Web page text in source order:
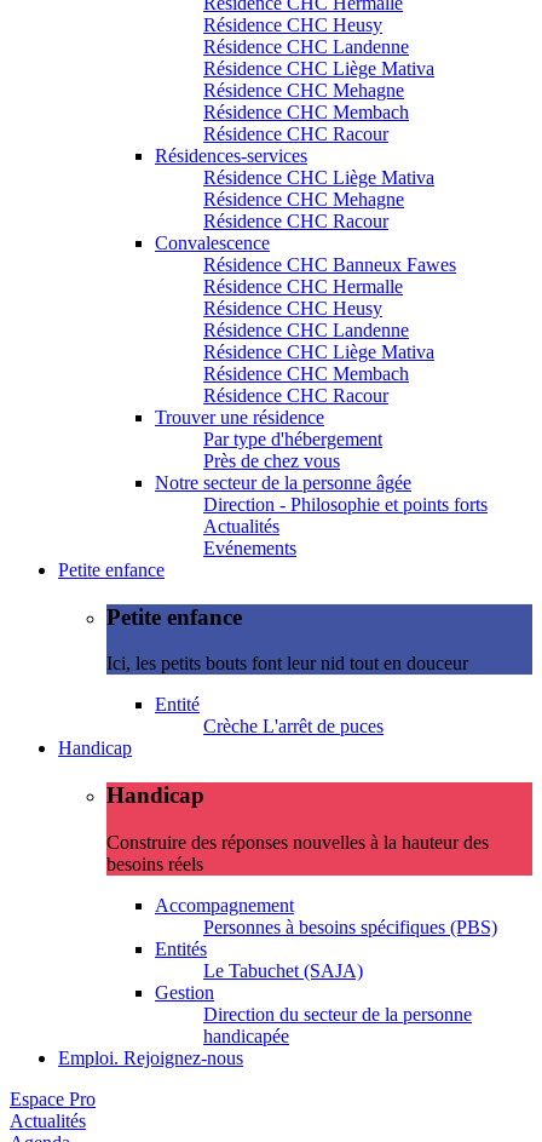
Résidence CHC Heusy
Résidence CHC Landenne
Résidence CHC Liège Mativa
Résidence CHC Mehagne
Résidence CHC Membach
Résidence CHC Racour
Résidences-services
Résidence CHC Liège Mativa
Résidence CHC Mehagne
Résidence CHC Racour
Convalescence
Résidence CHC Banneux Fawes
Résidence CHC Hermalle
Résidence CHC Heusy
Résidence CHC Landenne
Résidence CHC Liège Mativa
Résidence CHC Membach
Résidence CHC Racour
Trouver une résidence
Par type d'hébergement
Près de chez vous
Notre secteur de la personne âgée
Direction - Philosophie et points forts
Actualités
Evénements
Petite enfance
Petite enfance
Ici, les petits bouts font leur nid tout en douceur
Entité
Crèche L'arrêt de puces
Handicap
Handicap
Construire des réponses nouvelles à la hauteur des
besoins réels
Accompagnement
Personnes à besoins spécifiques (PBS)
Entités
Le Tabuchet (SAJA)
Gestion
Direction du secteur de la personne
handicapée
Emploi. Rejoignez-nous
Espace Pro
Actualités